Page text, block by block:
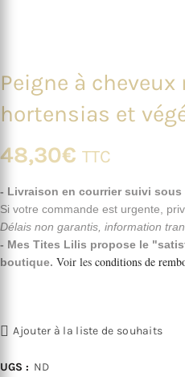
Peigne à
hortensias et
48,30€ TTC
- Livraison en courrier suivi sous
Si votre commande est urgente,
Délais non garantis, information
- Mes Tites Lilis propose le
boutique. Voir les conditions de
Ajouter à la liste de souhaits
UGS : ND